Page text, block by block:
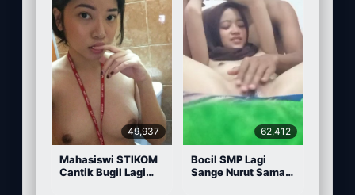
49,937
Mahasiswi STIKOM
Cantik Bugil Lagi
62,412
Bocil SMP Lagi
Sange Nurut Sama